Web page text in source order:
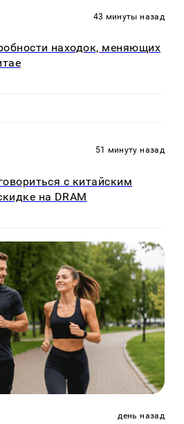
43 минуты назад
находок, меняющих
51 минуту назад
с китайским
на DRAM
день назад